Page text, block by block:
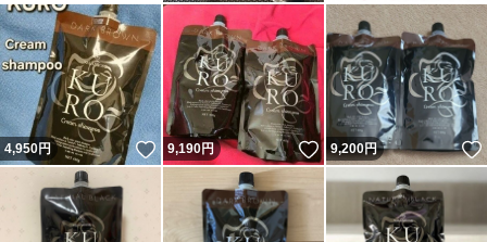
4,950円 いいね！
9,190円 いいね！
9,200円